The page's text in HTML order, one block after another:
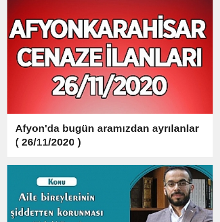
Afyon'da bugün aramızdan ayrılanlar
( 26/11/2020 )